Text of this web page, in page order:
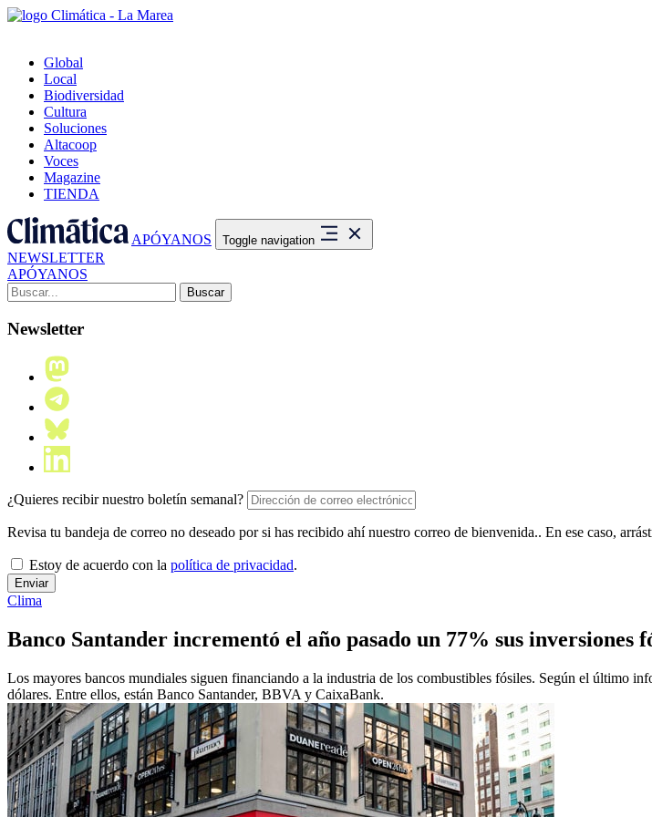
Global
Local
Biodiversidad
Cultura
Soluciones
Altacoop
Voces
Magazine
TIENDA
APÓYANOS Toggle navigation
NEWSLETTER
APÓYANOS
Buscar:
Newsletter
¿Quieres recibir nuestro boletín semanal?
Revisa tu bandeja de correo no deseado por si has recibido ahí nuestro correo de bienvenida.. En ese caso,
Estoy de acuerdo con la política de privacidad.
Clima
Banco Santander incrementó el año pasado un 77% sus inversiones
Los mayores bancos mundiales siguen financiando a la industria de los combustibles fósiles. Según el último
dólares. Entre ellos, están Banco Santander, BBVA y CaixaBank.